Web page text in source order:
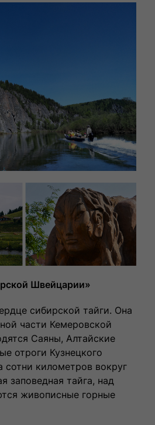
Швейцарии»
сибирской тайги. Она
части Кемеровской
Саяны, Алтайские
отроги Кузнецкого
сотни километров вокруг
заповедная тайга, над
живописные горные